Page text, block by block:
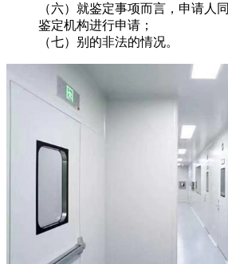
（六）就鉴定事项而言，申请人
鉴定机构进行申请；
（七）别的非法的情况。